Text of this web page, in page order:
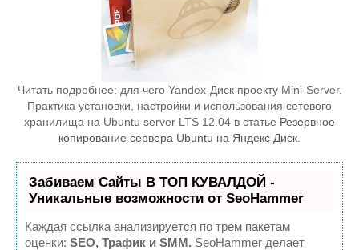
Читать подробнее: для чего Yandex-Диск проекту Mini-Server.
Практика установки, настройки и использования сетевого
хранилища на Ubuntu server LTS 12.04 в статье Резервное
копирование сервера Ubuntu на Яндекс Диск
Забиваем Сайты В ТОП КУВАЛДОЙ -
Уникальные возможности от SeoHammer
Каждая ссылка анализируется по трем пакетам
оценки: SEO, Трафик и SMM. SeoHammer делает